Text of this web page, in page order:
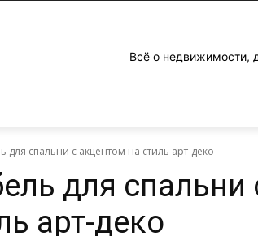
Всё о недвижимости,
для спальни с акцентом на стиль арт-деко
для спальни
арт-деко